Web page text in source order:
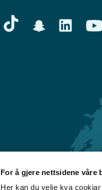
For å gjere nettsidene
Her kan du velje kva